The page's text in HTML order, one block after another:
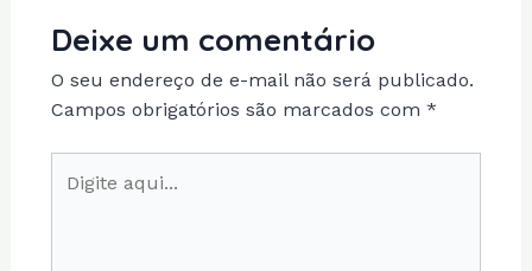
Deixe um comentário
O seu endereço de e-mail não será publicado.
Campos obrigatórios são marcados com *
aqui...